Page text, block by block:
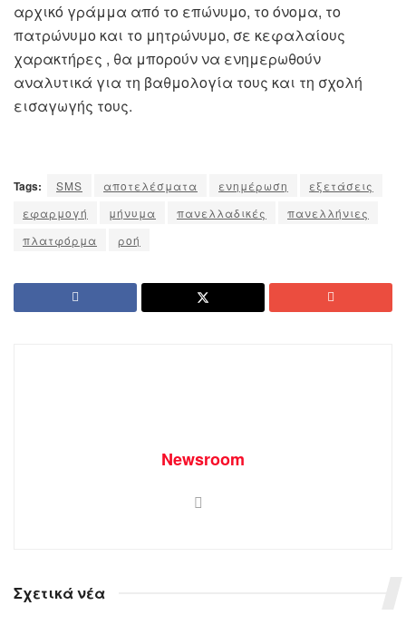
αρχικό γράμμα από το επώνυμο, το όνομα, το
πατρώνυμο και το μητρώνυμο, σε κεφαλαίους
χαρακτήρες , θα μπορούν να ενημερωθούν
αναλυτικά για τη βαθμολογία τους και τη σχολή
εισαγωγής τους.
Tags: SMS αποτελέσματα ενημέρωση
εξετάσεις
εφαρμογή
μήνυμα πανελλαδικές
πανελλήνιες
πλατφόρμα
ροή
Newsroom
Σχετικά νέα